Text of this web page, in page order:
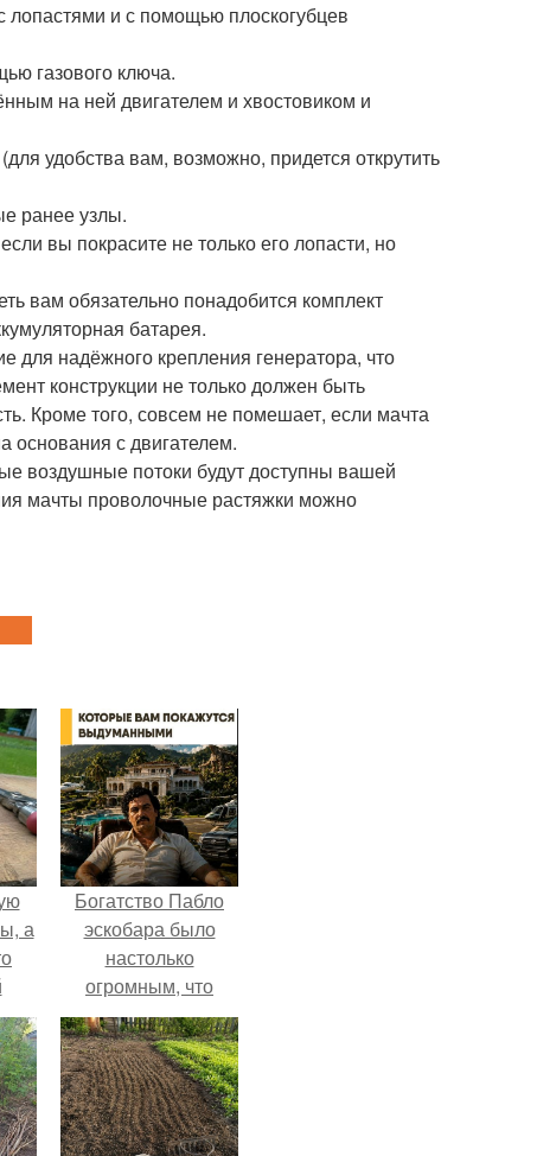
лопастями и с помощью плоскогубцев
газового ключа.
на ней двигателем и хвостовиком и
удобства вам, возможно, придется открутить
ранее узлы.
вы покрасите не только его лопасти, но
вам обязательно понадобится комплект
батарея.
для надёжного крепления генератора, что
конструкции не только должен быть
Кроме того, совсем не помешает, если мачта
основания с двигателем.
воздушные потоки будут доступны вашей
мачты проволочные растяжки можно
а
Богатство Пабло
эскобара было
настолько
огромным, что
многие истории о
нём звучат как
вымысел.